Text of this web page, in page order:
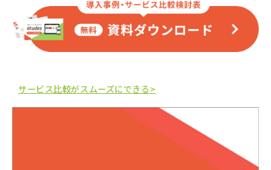
サービス比較がスムーズにできる>